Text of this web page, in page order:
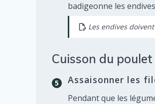
badigeonne les
Les endives
Cuisson du poulet
Assaisonner les
Pendant que les